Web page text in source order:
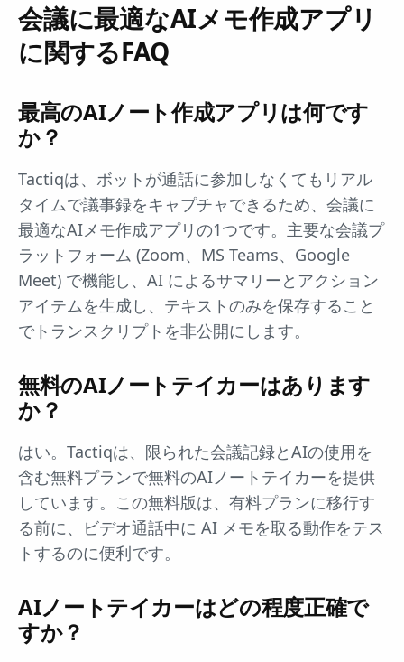
会議に最適なAIメモ作成アプリ
に関するFAQ
最高のAIノート作成アプリは何です
か？
Tactiqは、ボットが通話に参加しなくてもリアル
タイムで議事録をキャプチャできるため、会議に
最適なAIメモ作成アプリの1つです。主要な会議プ
ラットフォーム (Zoom、MS Teams、Google
Meet) で機能し、AI によるサマリーとアクション
アイテムを生成し、テキストのみを保存すること
でトランスクリプトを非公開にします。
無料のAIノートテイカーはあります
か？
はい。Tactiqは、限られた会議記録とAIの使用を
含む無料プランで無料のAIノートテイカーを提供
しています。この無料版は、有料プランに移行す
る前に、ビデオ通話中に AI メモを取る動作をテス
トするのに便利です。
AIノートテイカーはどの程度正確で
すか？